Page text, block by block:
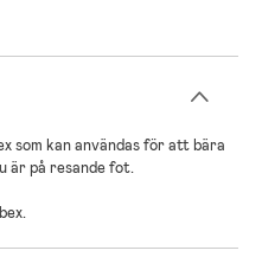
som kan användas för att bära
är på resande fot.